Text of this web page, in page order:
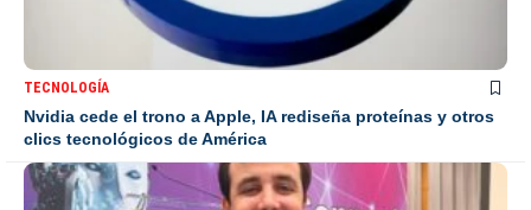
TECNOLOGÍA
Nvidia cede el trono a Apple, IA rediseña proteínas y otros
clics tecnológicos de América